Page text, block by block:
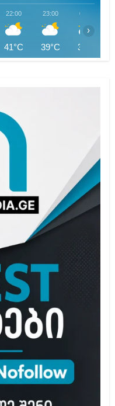
22:00
41°C
23:00
39°C
00:00
38°C
›